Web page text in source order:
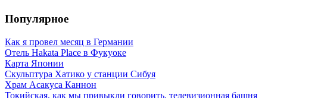
Популярное
Как я провел месяц в Германии
Отель Hakata Place в Фукуоке
Карта Японии
Скульптура Хатико у станции Сибуя
Храм Асакуса Каннон
Токийская, как мы привыкли говорить, телевизионная башня